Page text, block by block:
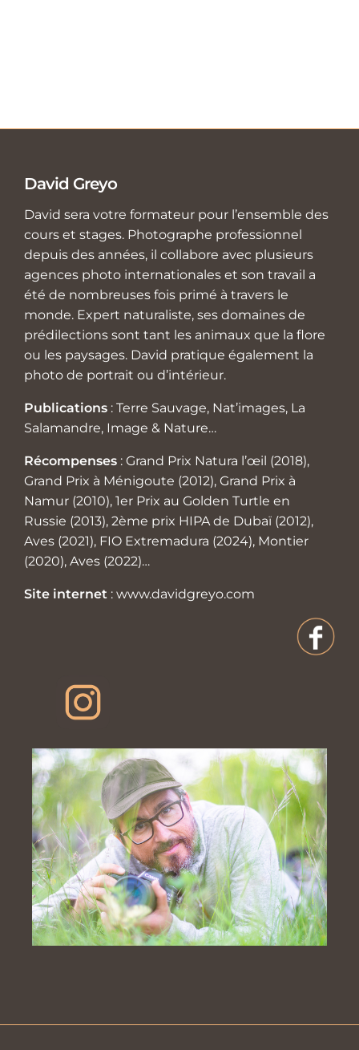
David Greyo
David sera votre formateur pour l’ensemble des
cours et stages. Photographe professionnel
depuis des années, il collabore avec plusieurs
agences photo internationales et son travail a
été de nombreuses fois primé à travers le
monde. Expert naturaliste, ses domaines de
prédilections sont tant les animaux que la flore
ou les paysages. David pratique également la
photo de portrait ou d’intérieur.
Publications : Terre Sauvage, Nat’images, La
Salamandre, Image & Nature…
Récompenses : Grand Prix Natura l’œil (2018),
Grand Prix à Ménigoute (2012), Grand Prix à
Namur (2010), 1er Prix au Golden Turtle en
Russie (2013), 2ème prix HIPA de Dubaï (2012),
Aves (2021), FIO Extremadura (2024), Montier
(2020), Aves (2022)…
Site internet : www.davidgreyo.com